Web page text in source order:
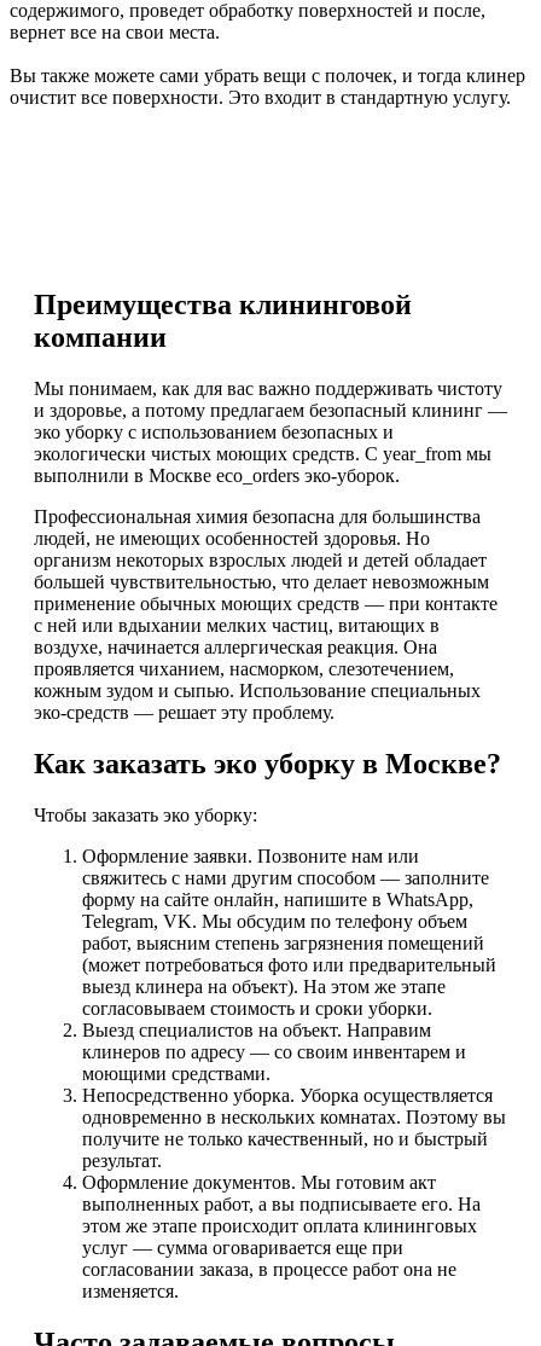
содержимого, проведет обработку поверхностей и после,
вернет все на свои места.
Вы также можете сами убрать вещи с полочек, и тогда клинер
очистит все поверхности. Это входит в стандартную услугу.
Преимущества клининговой
компании
Мы понимаем, как для вас важно поддерживать чистоту
и здоровье, а потому предлагаем безопасный клининг —
эко уборку с использованием безопасных и
экологически чистых моющих средств. С year_from мы
выполнили в Москве eco_orders эко-уборок.
Профессиональная химия безопасна для большинства
людей, не имеющих особенностей здоровья. Но
организм некоторых взрослых людей и детей обладает
большей чувствительностью, что делает невозможным
применение обычных моющих средств — при контакте
с ней или вдыхании мелких частиц, витающих в
воздухе, начинается аллергическая реакция. Она
проявляется чиханием, насморком, слезотечением,
кожным зудом и сыпью. Использование специальных
эко-средств — решает эту проблему.
Как заказать эко уборку в Москве?
Чтобы заказать эко уборку:
Оформление заявки. Позвоните нам или
свяжитесь с нами другим способом — заполните
форму на сайте онлайн, напишите в WhatsApp,
Telegram, VK. Мы обсудим по телефону объем
работ, выясним степень загрязнения помещений
(может потребоваться фото или предварительный
выезд клинера на объект). На этом же этапе
согласовываем стоимость и сроки уборки.
Выезд специалистов на объект. Направим
клинеров по адресу — со своим инвентарем и
моющими средствами.
Непосредственно уборка. Уборка осуществляется
одновременно в нескольких комнатах. Поэтому вы
получите не только качественный, но и быстрый
результат.
Оформление документов. Мы готовим акт
выполненных работ, а вы подписываете его. На
этом же этапе происходит оплата клининговых
услуг — сумма оговаривается еще при
согласовании заказа, в процессе работ она не
изменяется.